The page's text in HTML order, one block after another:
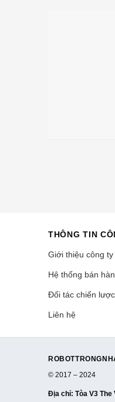
THÔNG TIN
Giới thiệu công ty
Hệ thống bán
Đối tác chiến lược
Liên hệ
© 2017 – 2024
Địa chỉ: Tòa V3